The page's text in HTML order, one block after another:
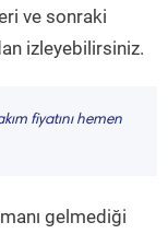
ve sonraki
izleyebilirsiniz.
fiyatını hemen
gelmediği